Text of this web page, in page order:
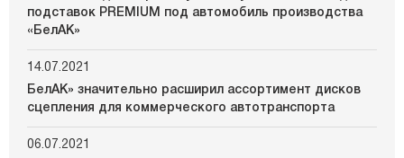
подставок PREMIUM под автомобиль производства
«БелАК»
14.07.2021
БелАК» значительно расширил ассортимент дисков
сцепления для коммерческого автотранспорта
06.07.2021